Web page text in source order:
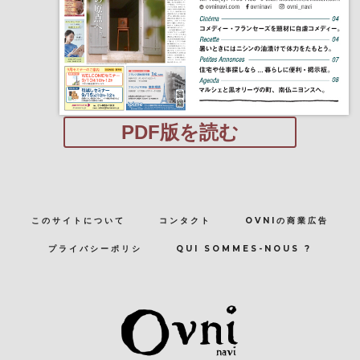
PDF版を読む
このサイトについて コンタクト OVNIの商業広告
プライバシーポリシ QUI SOMMES-NOUS ?